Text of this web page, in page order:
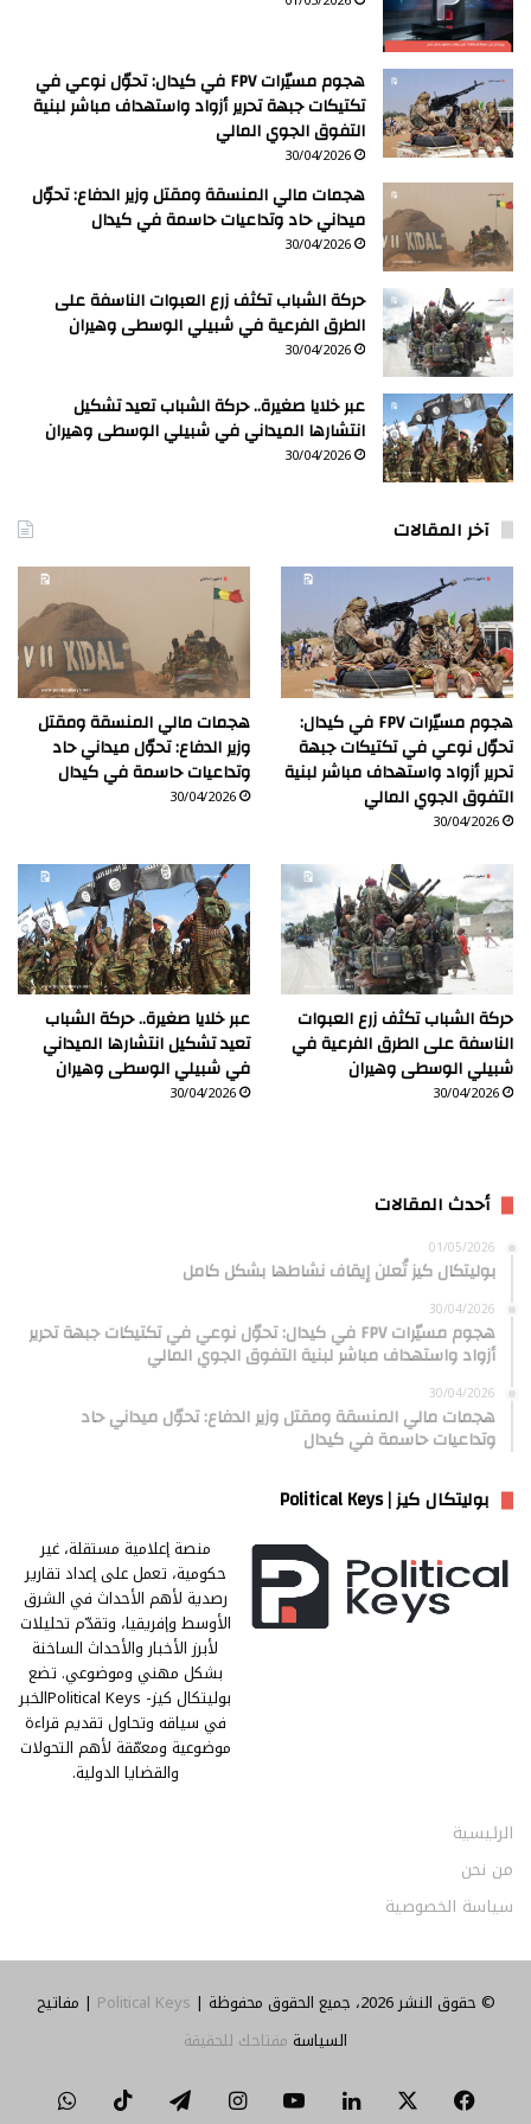
هجوم مسيّرات FPV في كيدال: تحوّل نوعي في
تكتيكات جبهة تحرير أزواد واستهداف مباشر لبنية
التفوق الجوي المالي
30/04/2026
هجمات مالي المنسقة ومقتل وزير الدفاع: تحوّل
ميداني حاد وتداعيات حاسمة في كيدال
30/04/2026
حركة الشباب تكثف زرع العبوات الناسفة على
الطرق الفرعية في شبيلي الوسطى وهيران
30/04/2026
عبر خلايا صغيرة.. حركة الشباب تعيد تشكيل
انتشارها الميداني في شبيلي الوسطى وهيران
30/04/2026
آخر المقالات
هجوم مسيّرات FPV في كيدال:
تحوّل نوعي في تكتيكات جبهة
تحرير أزواد واستهداف مباشر لبنية
التفوق الجوي المالي
30/04/2026
هجمات مالي المنسقة ومقتل
وزير الدفاع: تحوّل ميداني حاد
وتداعيات حاسمة في كيدال
30/04/2026
حركة الشباب تكثف زرع العبوات
الناسفة على الطرق الفرعية في
شبيلي الوسطى وهيران
30/04/2026
عبر خلايا صغيرة.. حركة الشباب
تعيد تشكيل انتشارها الميداني
في شبيلي الوسطى وهيران
30/04/2026
أحدث المقالات
01/05/2026
بوليتكال كيز تُعلن إيقاف نشاطها بشكل كامل
30/04/2026
هجوم مسيّرات FPV في كيدال: تحوّل نوعي في تكتيكات جبهة تحرير
أزواد واستهداف مباشر لبنية التفوق الجوي المالي
30/04/2026
هجمات مالي المنسقة ومقتل وزير الدفاع: تحوّل ميداني حاد
وتداعيات حاسمة في كيدال
بوليتكال كيز | Political Keys
منصة إعلامية مستقلة، غير
حكومية، تعمل على إعداد تقارير
رصدية لأهم الأحداث في الشرق
الأوسط وإفريقيا، وتقدّم تحليلات
لأبرز الأخبار والأحداث الساخنة
بشكل مهني وموضوعي. تضع
بوليتكال كيز- Political Keysالخبر
في سياقه وتحاول تقديم قراءة
موضوعية ومعمّقة لأهم التحولات
والقضايا الدولية.
الرئيسية
من نحن
سياسة الخصوصية
© حقوق النشر 2026، جميع الحقوق محفوظة | Political Keys | مفاتيح
السياسة مفتاحك للحقيقة
فيسبوك لينكدإن‫YouTubeانستقرامتيلقرام ‫TikTok